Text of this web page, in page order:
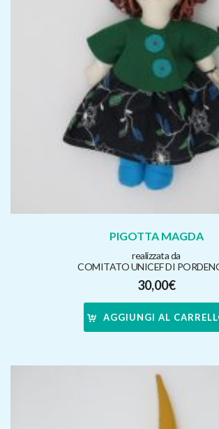
PIGOTTA MAGDA
realizzata da
COMITATO UNICEF DI
30,00€
AGGIUNGI AL